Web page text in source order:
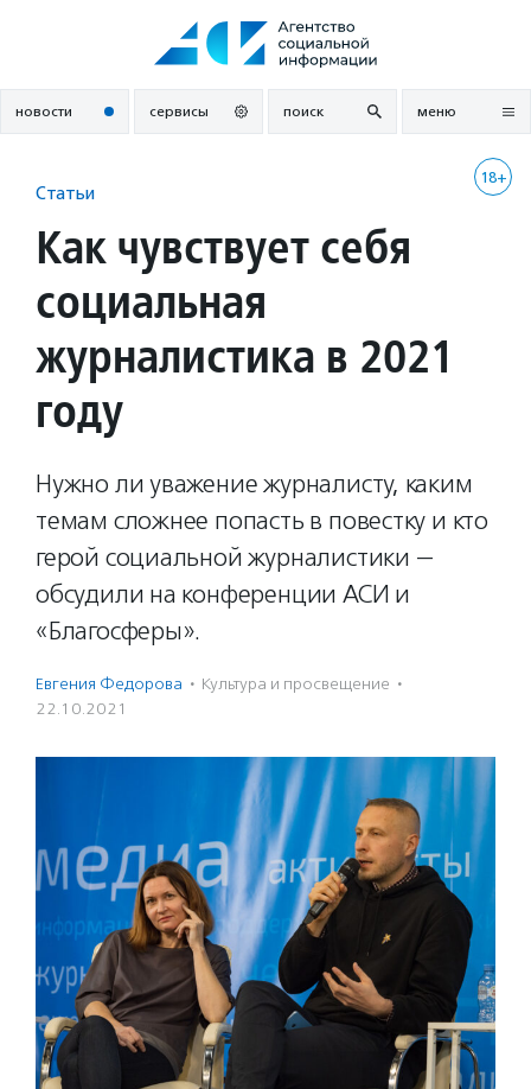
новости сервисы поиск меню
18+
Статьи
Как чувствует себя
социальная
журналистика в 2021
году
Нужно ли уважение журналисту, каким
темам сложнее попасть в повестку и кто
герой социальной журналистики —
обсудили на конференции АСИ и
«Благосферы».
Евгения Федорова · Культура и просвещение ·
22.10.2021